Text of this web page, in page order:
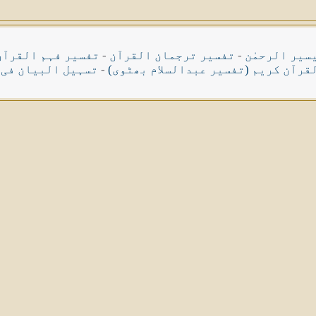
الرحمٰن - تفسیر ترجمان القرآن - تفسیر فہم
کریم (تفسیر عبدالسلام بھٹوی) - تسہیل البیان